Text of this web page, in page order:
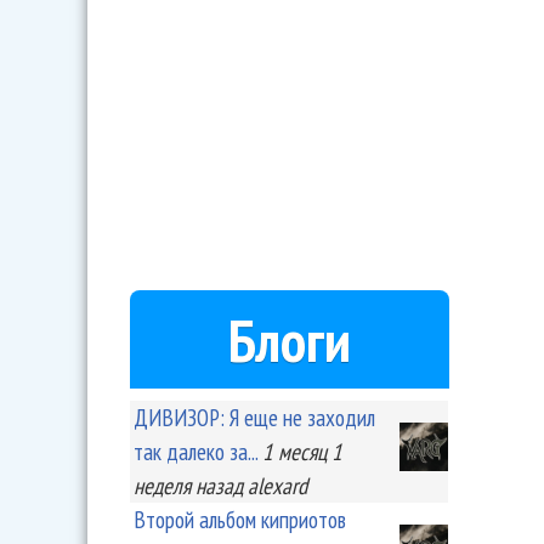
Блоги
ДИВИЗОР: Я еще не заходил
так далеко за... 1 месяц 1
неделяназад alexard
Второй альбом киприотов